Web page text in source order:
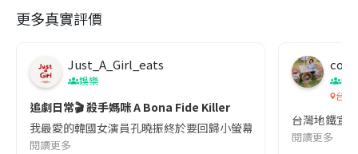
更多真實評價
Just_A_Girl_eats
娛樂
追劇日常🎬 殺手媽咪 A Bona Fide Killer
我最愛的韓國女演員孔曉振終於要回歸小螢幕啦!這次的劇本改編
閱讀更多
co
吹
台灣
台灣地鐵宣
閱讀更多